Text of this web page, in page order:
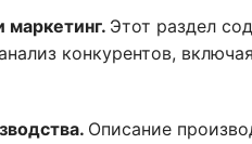
Этот раздел
конкурентов,
Описание